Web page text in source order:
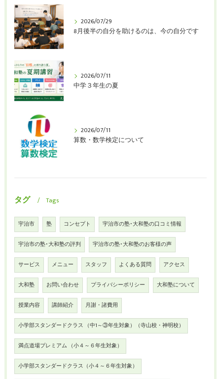
2026/07/29
8月後半の自分を助けるのは、今の自分です
2026/07/11
中学３年生の夏
2026/07/11
算数・数学検定について
タグ Tags
宇治市 塾 コンセプト 宇治市の塾･大和塾の口コミ情報
宇治市の塾･大和塾の評判 宇治市の塾･大和塾のお客様の声
サービス メニュー スタッフ よくある質問 アクセス
大和塾 お問い合わせ プライバシーポリシー 大和塾について
授業内容 講師紹介 月謝・諸費用
小学部スタンダードクラス （中1～③年生対象）（寺山校・神明校）
満点道場プレミアム （小４～６年生対象）
小学部スタンダードクラス（小４～６年生対象）